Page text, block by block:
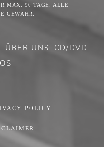
MAX. 90 TAGE. ALLE
GEWÄHR.
ÜBER UNS
CD/DVD
POLICY